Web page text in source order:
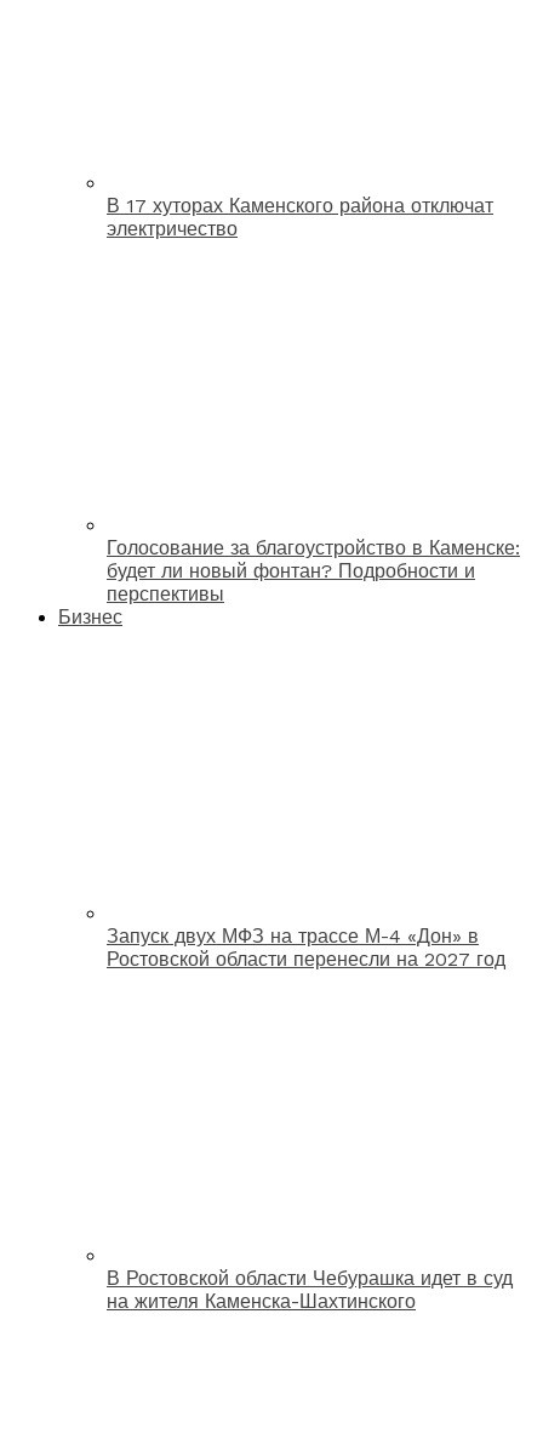
В 17 хуторах Каменского района отключат
электричество
Голосование за благоустройство в Каменске:
будет ли новый фонтан? Подробности и
перспективы
Бизнес
Запуск двух МФЗ на трассе М-4 «Дон» в
Ростовской области перенесли на 2027 год
В Ростовской области Чебурашка идет в суд
на жителя Каменска-Шахтинского